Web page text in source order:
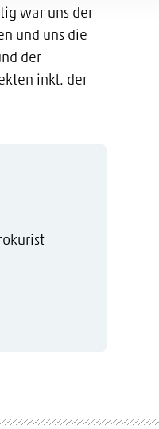
war uns der
und uns die
der
inkl. der